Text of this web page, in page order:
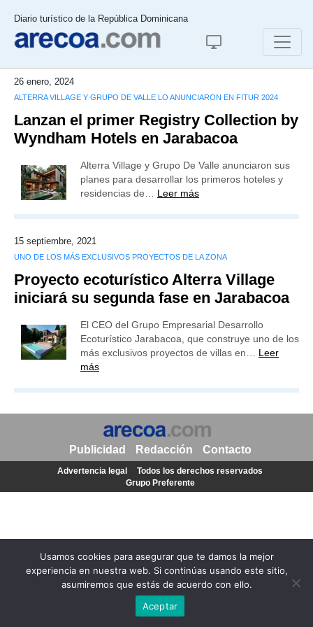
Diario turístico de la República Dominicana
26 enero, 2024
ALTERRA VILLAGE Y GRUPO DE VALLE LO ANUNCIARON EN FITUR 2024
Lanzan el primer Registry Collection by
Wyndham Hotels en Jarabacoa
Alterra Village y Grupo De Valle anunciaron sus
planes para desarrollar los primeros hoteles y
residencias de… Leer más
15 septiembre, 2021
UNO DE LOS MÁS EXCLUSIVOS PROYECTOS DE LA ZONA
Proyecto ecoturístico Alterra Village
iniciará su segunda fase en Jarabacoa
El CEO del Grupo Empresarial Desarrollo
Ecoturístico Jarabacoa, que construye uno de los
más exclusivos proyectos de villas en… Leer
más
Usamos cookies para asegurar que te damos la mejor
experiencia en nuestra web. Si continúas usando este sitio,
asumiremos que estás de acuerdo con ello.
Aceptar
Publicidad Redacción Contacto
Advertencia legal
Todos los derechos reservados
Grupo Preferente